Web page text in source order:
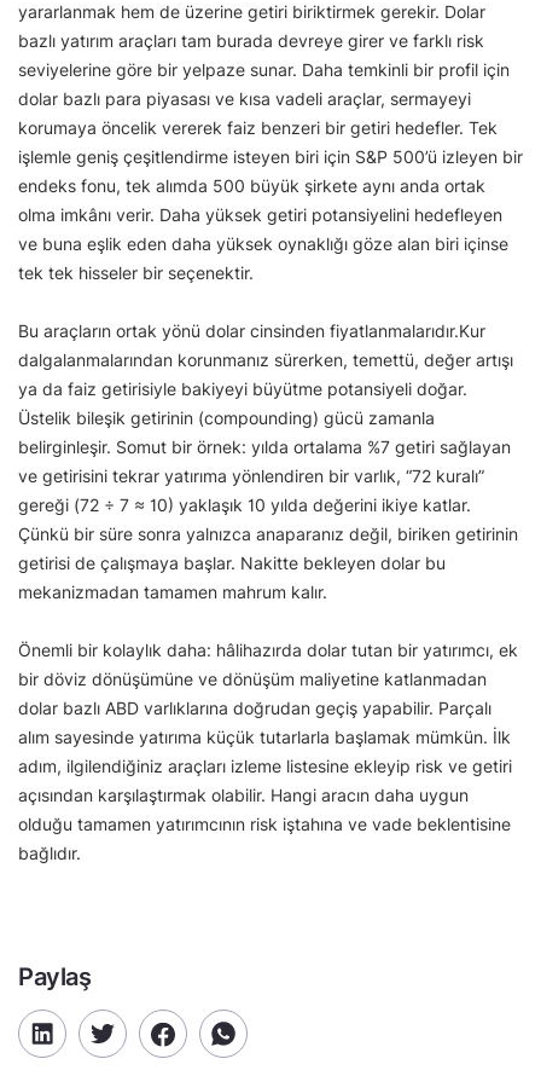
yararlanmak hem de üzerine getiri biriktirmek gerekir. Dolar
bazlı yatırım araçları tam burada devreye girer ve farklı risk
seviyelerine göre bir yelpaze sunar. Daha temkinli bir profil için
dolar bazlı para piyasası ve kısa vadeli araçlar, sermayeyi
korumaya öncelik vererek faiz benzeri bir getiri hedefler. Tek
işlemle geniş çeşitlendirme isteyen biri için S&P 500’ü izleyen bir
endeks fonu, tek alımda 500 büyük şirkete aynı anda ortak
olma imkânı verir. Daha yüksek getiri potansiyelini hedefleyen
ve buna eşlik eden daha yüksek oynaklığı göze alan biri içinse
tek tek hisseler bir seçenektir.
Bu araçların ortak yönü dolar cinsinden fiyatlanmalarıdır.Kur
dalgalanmalarından korunmanız sürerken, temettü, değer artışı
ya da faiz getirisiyle bakiyeyi büyütme potansiyeli doğar.
Üstelik bileşik getirinin (compounding) gücü zamanla
belirginleşir. Somut bir örnek: yılda ortalama %7 getiri sağlayan
ve getirisini tekrar yatırıma yönlendiren bir varlık, “72 kuralı”
gereği (72 ÷ 7 ≈ 10) yaklaşık 10 yılda değerini ikiye katlar.
Çünkü bir süre sonra yalnızca anaparanız değil, biriken getirinin
getirisi de çalışmaya başlar. Nakitte bekleyen dolar bu
mekanizmadan tamamen mahrum kalır.
Önemli bir kolaylık daha: hâlihazırda dolar tutan bir yatırımcı, ek
bir döviz dönüşümüne ve dönüşüm maliyetine katlanmadan
dolar bazlı ABD varlıklarına doğrudan geçiş yapabilir. Parçalı
alım sayesinde yatırıma küçük tutarlarla başlamak mümkün. İlk
adım, ilgilendiğiniz araçları izleme listesine ekleyip risk ve getiri
açısından karşılaştırmak olabilir. Hangi aracın daha uygun
olduğu tamamen yatırımcının risk iştahına ve vade beklentisine
bağlıdır.
Paylaş